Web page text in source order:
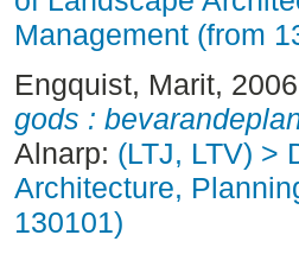
Management (from
Engquist, Marit,
gods :
Alnarp: (LTJ, LTV) >
Architecture,
130101)